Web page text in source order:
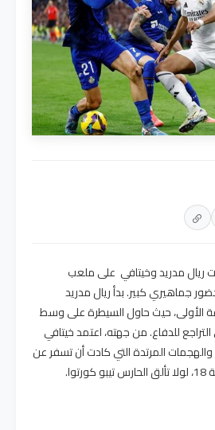
ريال مدريد وخيتافي على ملعب
جماهيري كبير. بدأ ريال مدريد
الأولى، حيث حاول السيطرة على وسط
التراجع للدفاع. من جهته، اعتمد خيتافي
المرتدة التي كادت أن تسفر عن